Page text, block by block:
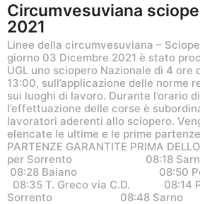
Circumvesuviana
2021
Linee della circumvesuviana –
giorno 03 Dicembre 2021 è stato
UGL uno sciopero Nazionale di 4 ore
13:00, sull’applicazione delle norme
sui luoghi di lavoro. Durante l’orario
l’effettuazione delle corse è
lavoratori aderenti allo sciopero.
elencate le ultime e le prime
PARTENZE GARANTITE PRIMA
per Sorrento
08:28 Baiano 08:50
08:35 T. Greco via C.D. 08:14
Sorrento 08:48